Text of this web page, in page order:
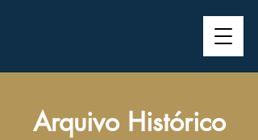
Arquivo Histórico